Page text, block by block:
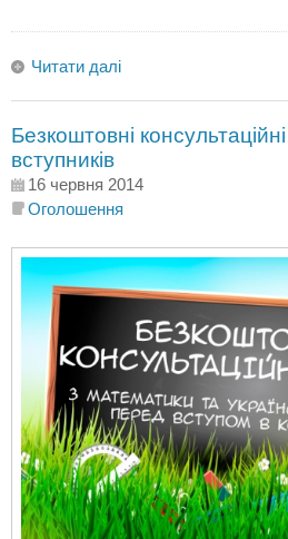
Читати далі
Безкоштовні
вступників
16 червня 2014
Оголошення